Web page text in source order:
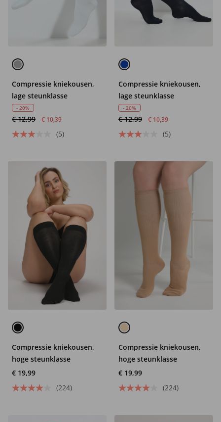
Compressie kniekousen,
lage steunklasse
- 20%
€ 12,99 € 10,39
(5)
Compressie kniekousen,
lage steunklasse
- 20%
€ 12,99 € 10,39
(5)
Compressie kniekousen,
hoge steunklasse
€ 19,99
(224)
Compressie kniekousen,
hoge steunklasse
€ 19,99
(224)